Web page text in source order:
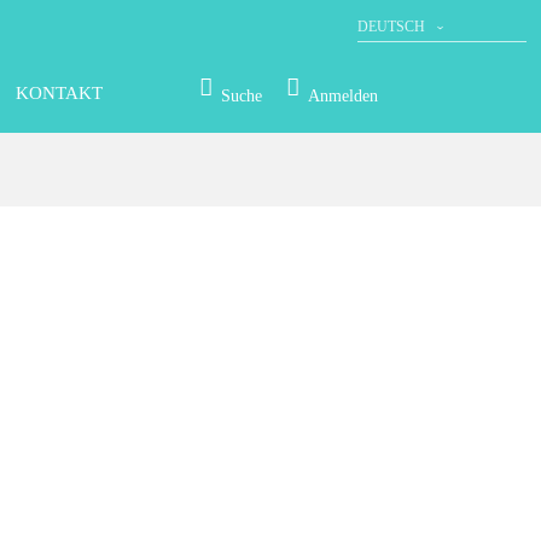
Anmelden
Suche
KONTAKT
DEUTSCH